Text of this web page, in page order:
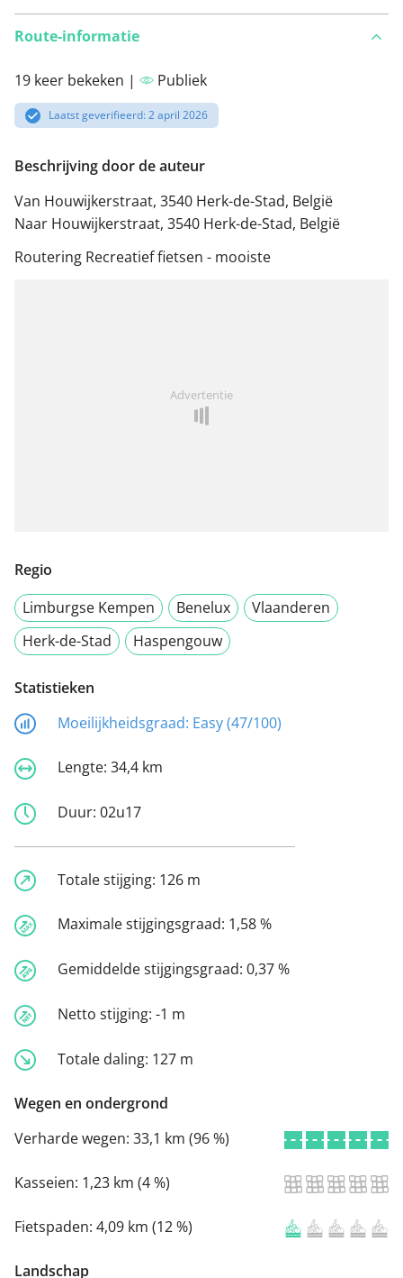
Route-informatie
19 keer bekeken | Publiek
Laatst geverifieerd: 2 april 2026
Beschrijving door de auteur
Van Houwijkerstraat, 3540 Herk-de-Stad, België
Naar Houwijkerstraat, 3540 Herk-de-Stad, België
Routering Recreatief fietsen - mooiste
Advertentie
Regio
Limburgse Kempen
Benelux
Vlaanderen
Herk-de-Stad
Haspengouw
Statistieken
Moeilijkheidsgraad: Easy (47/100)
Lengte: 34,4 km
Duur: 02u17
Totale stijging: 126 m
Maximale stijgingsgraad: 1,58 %
Gemiddelde stijgingsgraad: 0,37 %
Netto stijging: -1 m
Totale daling: 127 m
Wegen en ondergrond
Verharde wegen: 33,1 km (96 %)
Kasseien: 1,23 km (4 %)
Fietspaden: 4,09 km (12 %)
Landschap